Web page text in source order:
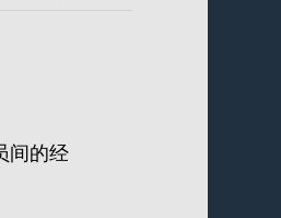
间的经